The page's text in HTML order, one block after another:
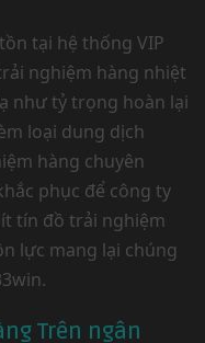
tại hệ thống VIP
nghiệm hàng nhiệt
như tỷ trọng hoàn lại
loại dung dịch
hàng chuyên
phục để công ty
tín đồ trải nghiệm
lực mang lại chúng
Trên ngân